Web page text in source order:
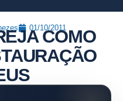
01/10/2011
COMO